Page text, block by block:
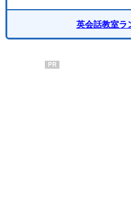
英会話教室ラ
PR